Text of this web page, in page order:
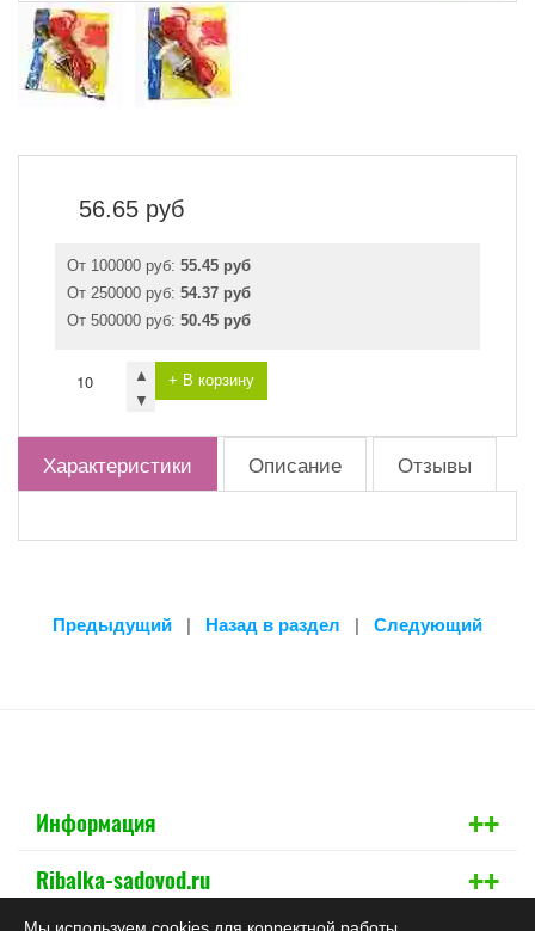
56.65 руб
От 100000 руб: 55.45 руб
От 250000 руб: 54.37 руб
От 500000 руб: 50.45 руб
▲
▼
+ В корзину
Характеристики Описание Отзывы
Предыдущий | Назад в раздел | Следующий
Информация +
+
Ribalka-sadovod.ru +
+